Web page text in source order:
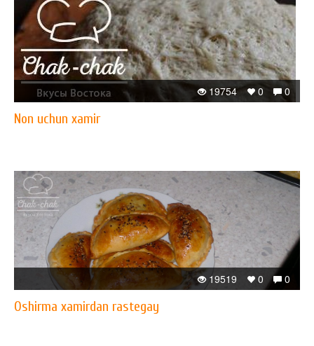
0
0
19754
Non uchun xamir
0
0
19519
Oshirma xamirdan rastegay